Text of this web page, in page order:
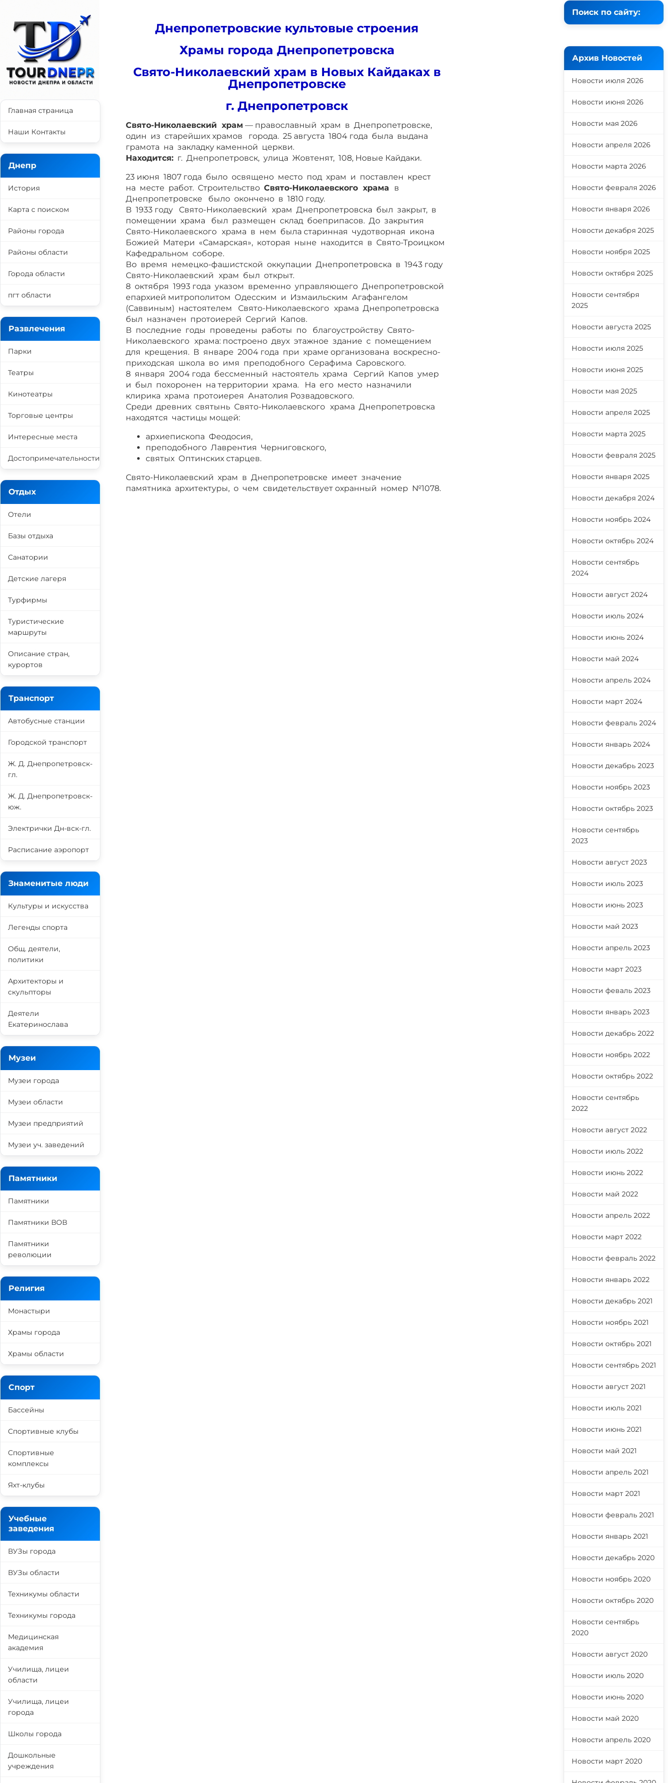
Днепропетровские культовые строения
Храмы города Днепропетровска
Свято-Николаевский храм в Новых Кайдаках в
Днепропетровске
г. Днепропетровск
Свято-Николаевский храм — православный храм в Днепропетровске,
один из старейших храмов города. 25 августа 1804 года была выдана
грамота на закладку каменной церкви.
Находится: г. Днепропетровск, улица Жовтенят, 108, Новые Кайдаки.
23 июня 1807 года было освящено место под храм и поставлен крест
на месте работ. Строительство Свято-Николаевского храма в
Днепропетровске было окончено в 1810 году.
В 1933 году Свято-Николаевский храм Днепропетровска был закрыт, в
помещении храма был размещен склад боеприпасов. До закрытия
Свято-Николаевского храма в нем была старинная чудотворная икона
Божией Матери «Самарская», которая ныне находится в Свято-Троицком
Кафедральном соборе.
Во время немецко-фашистской оккупации Днепропетровска в 1943 году
Свято-Николаевский храм был открыт.
8 октября 1993 года указом временно управляющего Днепропетровской
епархией митрополитом Одесским и Измаильским Агафангелом
(Саввиным) настоятелем Свято-Николаевского храма Днепропетровска
был назначен протоиерей Сергий Капов.
В последние годы проведены работы по благоустройству Свято-
Николаевского храма: построено двух этажное здание с помещением
для крещения. В январе 2004 года при храме организована воскресно-
приходская школа во имя преподобного Серафима Саровского.
8 января 2004 года бессменный настоятель храма Сергий Капов умер
и был похоронен на территории храма. На его место назначили
клирика храма протоиерея Анатолия Розвадовского.
Среди древних святынь Свято-Николаевского храма Днепропетровска
находятся частицы мощей:
архиепископа Феодосия,
преподобного Лаврентия Черниговского,
святых Оптинских старцев.
Свято-Николаевский храм в Днепропетровске имеет значение
памятника архитектуры, о чем свидетельствует охранный номер №1078.
Главная страница
Наши Контакты
Днепр
История
Карта с поиском
Районы города
Районы области
Города области
пгт области
Развлечения
Парки
Театры
Кинотеатры
Торговые центры
Интересные места
Достопримечательности
Отдых
Отели
Базы отдыха
Санатории
Детские лагеря
Турфирмы
Туристические
маршруты
Описание стран,
курортов
Транспорт
Автобусные станции
Городской транспорт
Ж. Д. Днепропетровск-
гл.
Ж. Д. Днепропетровск-
юж.
Электрички Дн-вск-гл.
Расписание аэропорт
Знаменитые люди
Культуры и искусства
Легенды спорта
Общ. деятели,
политики
Архитекторы и
скульпторы
Деятели
Екатеринослава
Музеи
Музеи города
Музеи области
Музеи предприятий
Музеи уч. заведений
Памятники
Памятники
Памятники ВОВ
Памятники
революции
Религия
Монастыри
Храмы города
Храмы области
Спорт
Бассейны
Спортивные клубы
Спортивные
комплексы
Яхт-клубы
Учебные
заведения
ВУЗы города
ВУЗы области
Техникумы области
Техникумы города
Медицинская
академия
Училища, лицеи
области
Училища, лицеи
города
Школы города
Дошкольные
учреждения
Поиск по сайту:
Архив Новостей
Новости июля 2026
Новости июня 2026
Новости мая 2026
Новости апреля 2026
Новости марта 2026
Новости февраля 2026
Новости января 2026
Новости декабря 2025
Новости ноября 2025
Новости октября 2025
Новости сентября
2025
Новости августа 2025
Новости июля 2025
Новости июня 2025
Новости мая 2025
Новости апреля 2025
Новости марта 2025
Новости февраля 2025
Новости января 2025
Новости декабря 2024
Новости ноябрь 2024
Новости октябрь 2024
Новости сентябрь
2024
Новости август 2024
Новости июль 2024
Новости июнь 2024
Новости май 2024
Новости апрель 2024
Новости март 2024
Новости февраль 2024
Новости январь 2024
Новости декабрь 2023
Новости ноябрь 2023
Новости октябрь 2023
Новости сентябрь
2023
Новости август 2023
Новости июль 2023
Новости июнь 2023
Новости май 2023
Новости апрель 2023
Новости март 2023
Новости феваль 2023
Новости январь 2023
Новости декабрь 2022
Новости ноябрь 2022
Новости октябрь 2022
Новости сентябрь
2022
Новости август 2022
Новости июль 2022
Новости июнь 2022
Новости май 2022
Новости апрель 2022
Новости март 2022
Новости февраль 2022
Новости январь 2022
Новости декабрь 2021
Новости ноябрь 2021
Новости октябрь 2021
Новости сентябрь 2021
Новости август 2021
Новости июль 2021
Новости июнь 2021
Новости май 2021
Новости апрель 2021
Новости март 2021
Новости февраль 2021
Новости январь 2021
Новости декабрь 2020
Новости ноябрь 2020
Новости октябрь 2020
Новости сентябрь
2020
Новости август 2020
Новости июль 2020
Новости июнь 2020
Новости май 2020
Новости апрель 2020
Новости март 2020